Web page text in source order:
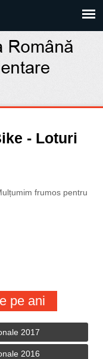
- Loturi
frumos pentru
pe ani
2017
2016